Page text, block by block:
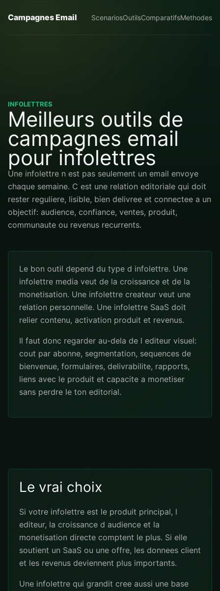
Campagnes Email ScenariosOutilsComparatifsMethodes
INFOLETTRES
Meilleurs outils de
campagnes email
pour infolettres
Une infolettre n est pas seulement un email envoye
chaque semaine. C est une relation editoriale qui doit
rester reguliere, lisible, bien delivree et connectee a un
objectif: audience, confiance, ventes, produit,
communaute ou revenus recurrents.
Le bon outil depend du type d infolettre. Une
infolettre media veut de la croissance et de la
monetisation. Une infolettre createur veut une
relation personnelle. Une infolettre SaaS doit
relier contenu, activation produit et revenus.
Il faut donc regarder au-dela de l editeur visuel:
cout par abonne, segmentation, sequences de
bienvenue, formulaires, delivrabilite, rapports,
liens avec le produit et capacite a monetiser
sans perdre le ton editorial.
Le vrai choix
Si votre infolettre est le produit principal, l
editeur, la croissance d audience et la
monetisation directe comptent le plus. Si elle
soutient un SaaS ou une offre, les donnees client
et les revenus deviennent plus importants.
Une infolettre qui grandit cree aussi une base